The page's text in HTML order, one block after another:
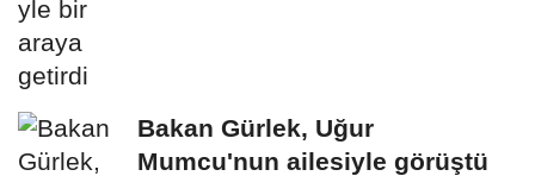
Bakan Gürlek, Uğur
Mumcu'nun ailesiyle görüştü